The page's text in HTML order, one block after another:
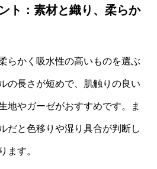
ト：素材と織り、柔らか
らかく吸水性の高いものを選ぶ
の長さが短めで、肌触りの良い
地やガーゼがおすすめです。ま
だと色移りや湿り具合が判断し
ます。